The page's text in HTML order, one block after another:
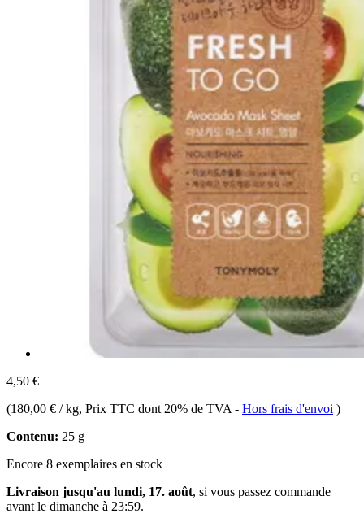
4,50 €
(180,00 € / kg, Prix TTC dont 20% de TVA - Hors frais d'envoi )
Contenu: 25 g
Encore 8 exemplaires en stock
Livraison jusqu'au lundi, 17. août, si vous passez commande
avant le dimanche à 23:59.